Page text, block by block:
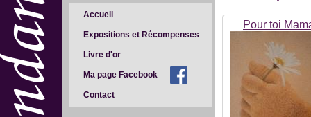
Accueil
Expositions et Récompenses
Livre d'or
Ma page Facebook
Contact
Pour toi